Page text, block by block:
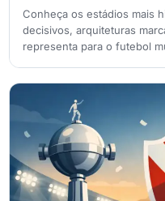
Conheça os estádios mais
decisivos, arquiteturas
representa para o futebol